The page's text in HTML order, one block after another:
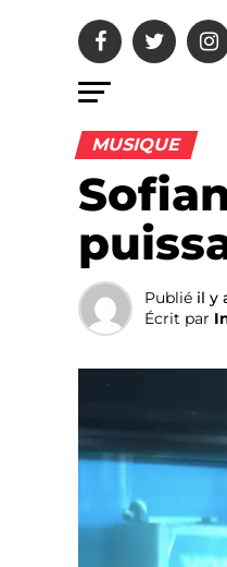
MUSIQUE
Publié il y
Écrit par